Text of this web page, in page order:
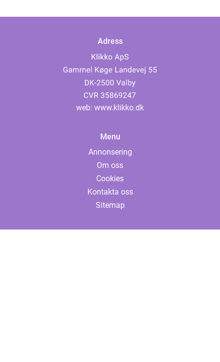
Adress
web: www.klikko.dk
Menu
Annonsering
Om oss
Cookies
Kontakta oss
Sitemap